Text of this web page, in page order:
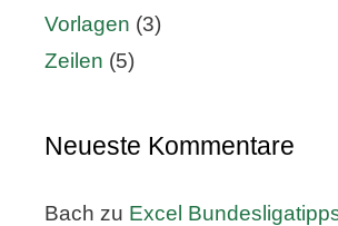
Vorlagen (3)
Zeilen (5)
Neueste Kommentare
Bach zu Excel